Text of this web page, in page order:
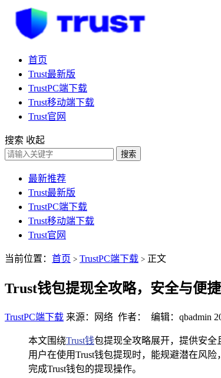
首页
Trust最新版
TrustPC端下载
Trust移动端下载
Trust官网
搜索 收起
搜索
最新推荐
Trust最新版
TrustPC端下载
Trust移动端下载
Trust官网
当前位置： 首页 > TrustPC端下载 > 正文
Trust钱包提现全攻略，安全与便
TrustPC端下载 来源：网络 作者： 编辑：qbadmin
本文围绕Trust钱包提现全攻略展开，提供安
用户在使用Trust钱包提现时，能规避潜在风
完成Trust钱包的提现操作。